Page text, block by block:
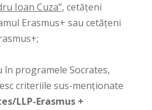
Ioan Cuza”, cetăţeni
Erasmus+ sau cetăţeni
în programele Socrates,
criteriile sus-menţionate
LLP-Erasmus +